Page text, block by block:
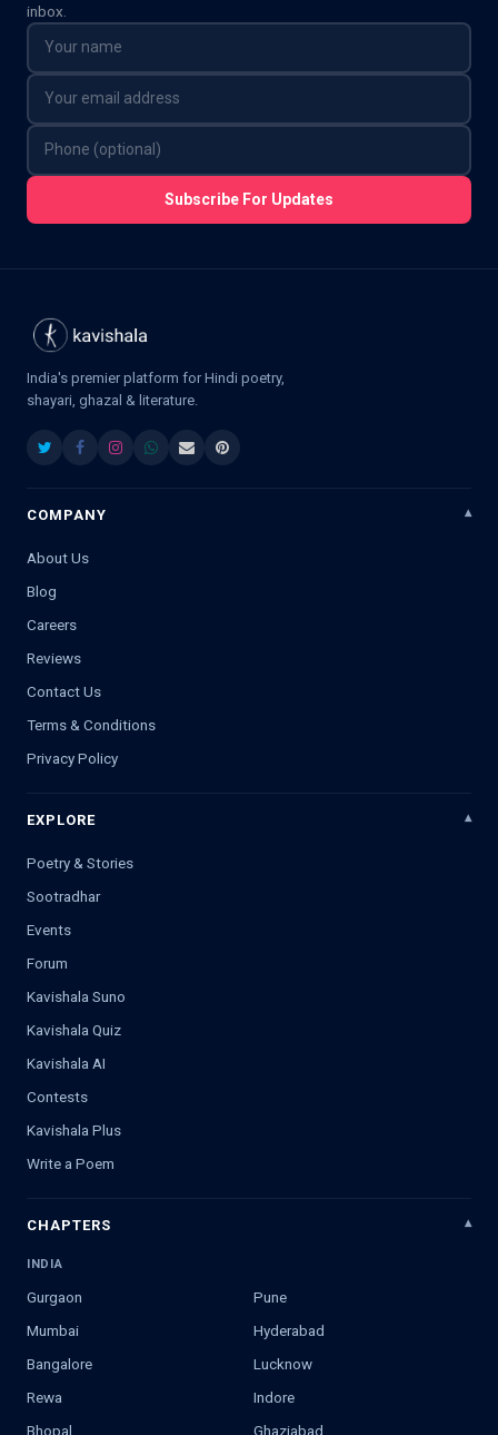
inbox.
Subscribe For Updates
India's premier platform for Hindi poetry,
shayari, ghazal & literature.
COMPANY
About Us
Blog
Careers
Reviews
Contact Us
Terms & Conditions
Privacy Policy
EXPLORE
Poetry & Stories
Sootradhar
Events
Forum
Kavishala Suno
Kavishala Quiz
Kavishala AI
Contests
Kavishala Plus
Write a Poem
CHAPTERS
INDIA
Gurgaon
Pune
Mumbai
Hyderabad
Bangalore
Lucknow
Rewa
Indore
Bhopal
Ghaziabad